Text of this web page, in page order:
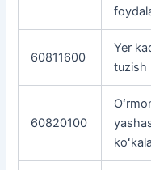
60811600
Yer
tuzish
60820100